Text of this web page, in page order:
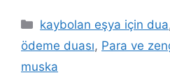
kaybolan eşya için dua
ödeme duası, Para ve
muska